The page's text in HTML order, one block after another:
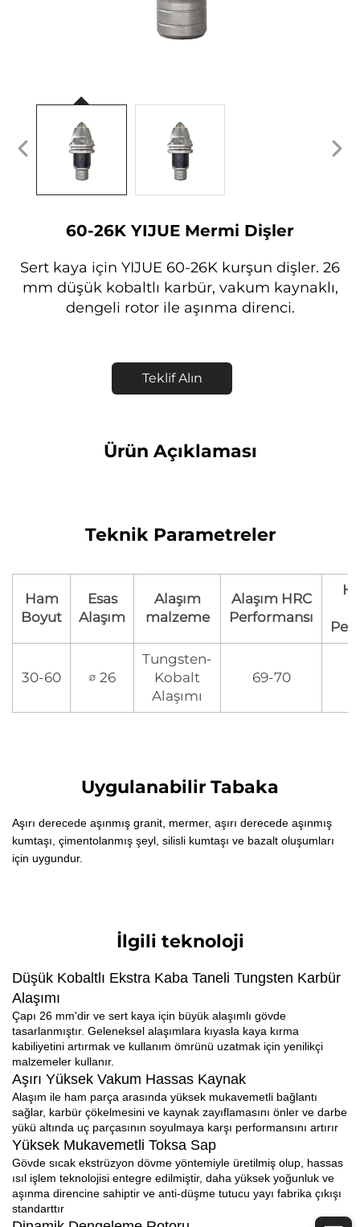
60-26K YIJUE Mermi Dişler
Sert kaya için YIJUE 60-26K kurşun dişler. 26
mm düşük kobaltlı karbür, vakum kaynaklı,
dengeli rotor ile aşınma direnci.
Teklif Alın
Ürün Açıklaması
Teknik Parametreler
Ham
Boyut
Esas
Alaşım
Alaşım
malzeme
Alaşım HRC
Performansı
30-60 ∅ 26
Tungsten-
Kobalt
Alaşımı
69-70
Uygulanabilir Tabaka
Aşırı derecede aşınmış granit, mermer, aşırı derecede aşınmış
kumtaşı, çimentolanmış şeyl, silisli kumtaşı ve bazalt oluşumları
için uygundur.
İlgili teknoloji
Düşük Kobaltlı Ekstra Kaba Taneli Tungsten Karbür
Alaşımı
Çapı 26 mm'dir ve sert kaya için büyük alaşımlı gövde
tasarlanmıştır. Geleneksel alaşımlara kıyasla kaya kırma
kabiliyetini artırmak ve kullanım ömrünü uzatmak için yenilikçi
malzemeler kullanır.
Aşırı Yüksek Vakum Hassas Kaynak
Alaşım ile ham parça arasında yüksek mukavemetli bağlantı
sağlar, karbür çökelmesini ve kaynak zayıflamasını önler ve darbe
yükü altında uç parçasının soyulmaya karşı performansını artırır
Yüksek Mukavemetli Toksa Sap
Gövde sıcak ekstrüzyon dövme yöntemiyle üretilmiş olup, hassas
ısıl işlem teknolojisi entegre edilmiştir, daha yüksek yoğunluk ve
aşınma direncine sahiptir ve anti-düşme tutucu yayı fabrika çıkışı
standarttır